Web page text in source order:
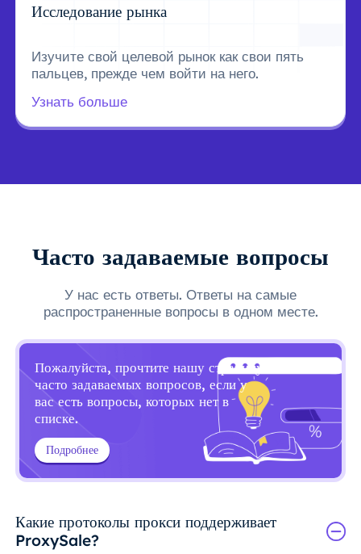
Исследование рынка
Изучите свой целевой рынок как свои пять
пальцев, прежде чем войти на него.
Узнать больше
Часто задаваемые вопросы
У нас есть ответы. Ответы на самые
распространенные вопросы в одном месте.
Пожалуйста, прочтите нашу страницу
часто задаваемых вопросов, если у
вас есть вопросы, которых нет в
списке.
Подробнее
Какие протоколы прокси поддерживает
ProxySale?